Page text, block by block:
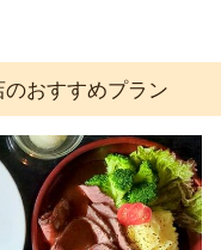
おすすめプラン